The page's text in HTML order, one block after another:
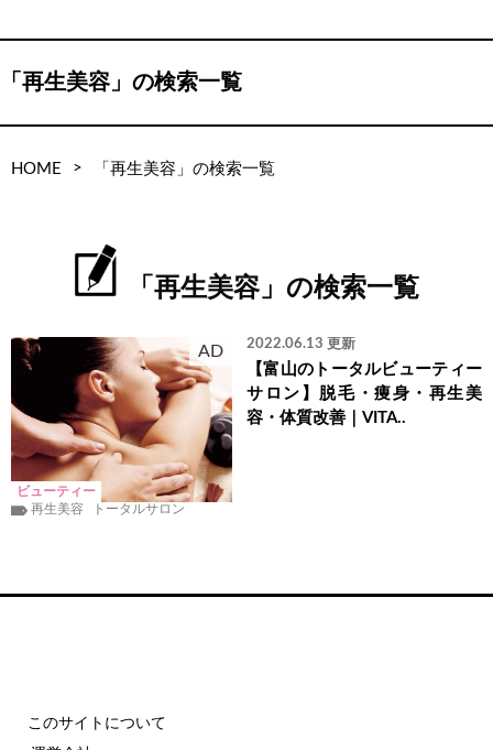
「再生美容」の検索一覧
HOME > 「再生美容」の検索一覧
「再生美容」の検索一覧
AD
ビューティー
2022.06.13 更新
【富山のトータルビューティー
サロン】脱毛・痩身・再生美
容・体質改善｜VITA..
再生美容 トータルサロン
このサイトについて